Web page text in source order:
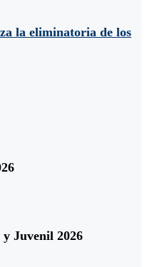
la eliminatoria de los
Juvenil 2026